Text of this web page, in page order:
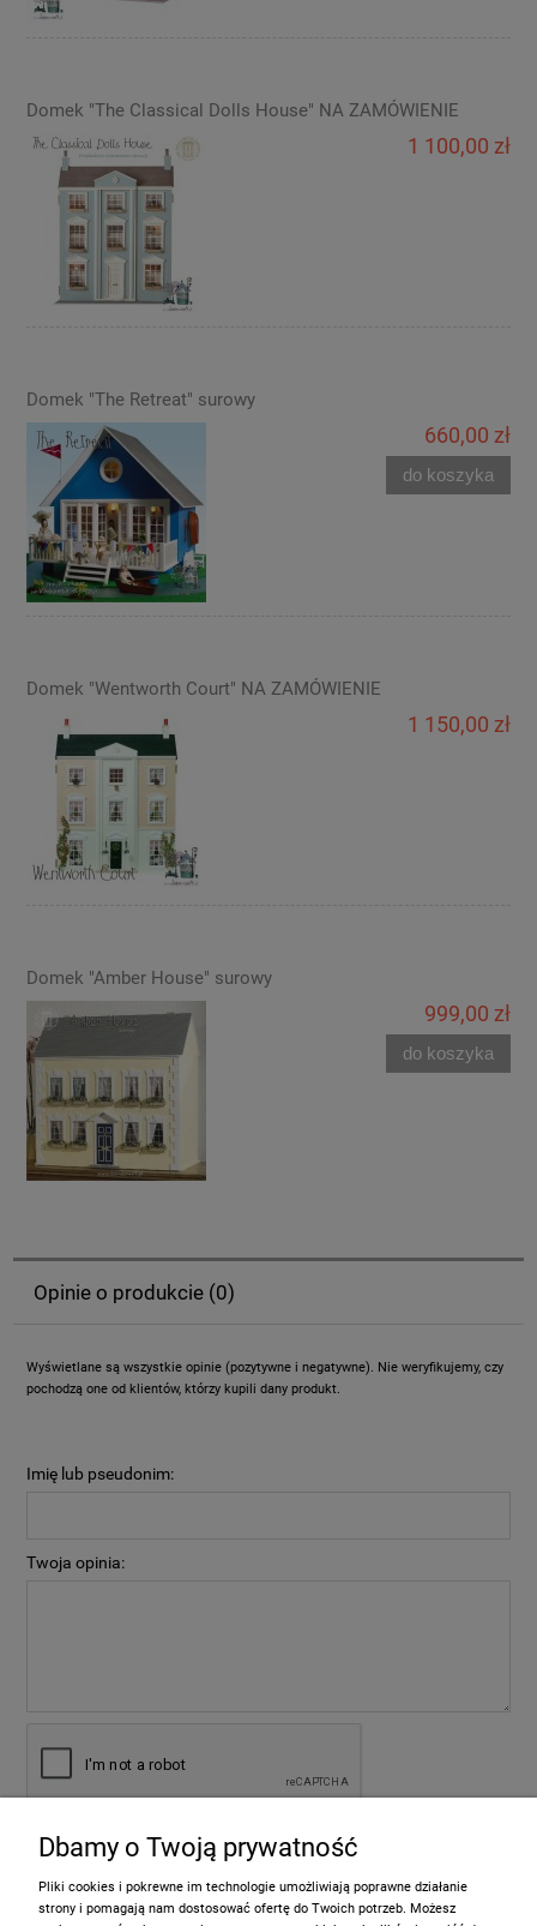
Domek "The Classical Dolls House" NA ZAMÓWIENIE
1 100,00 zł
Domek "The Retreat" surowy
660,00 zł
do koszyka
Domek "Wentworth Court" NA ZAMÓWIENIE
1 150,00 zł
Domek "Amber House" surowy
999,00 zł
do koszyka
Opinie o produkcie (0)
Wyświetlane są wszystkie opinie (pozytywne i negatywne). Nie weryfikujemy, czy
pochodzą one od klientów, którzy kupili dany produkt.
Imię lub pseudonim:
Twoja opinia:
Dbamy o Twoją prywatność
Pliki cookies i pokrewne im technologie umożliwiają poprawne działanie
strony i pomagają nam dostosować ofertę do Twoich potrzeb. Możesz